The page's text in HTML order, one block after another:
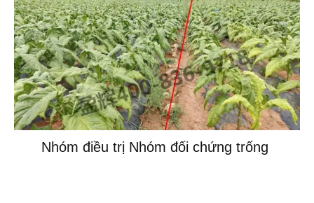
Nhóm điều trị Nhóm đối chứng trống